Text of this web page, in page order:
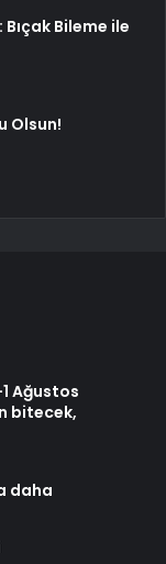
Bileme ile
Olsun!
Ağustos
bitecek,
daha